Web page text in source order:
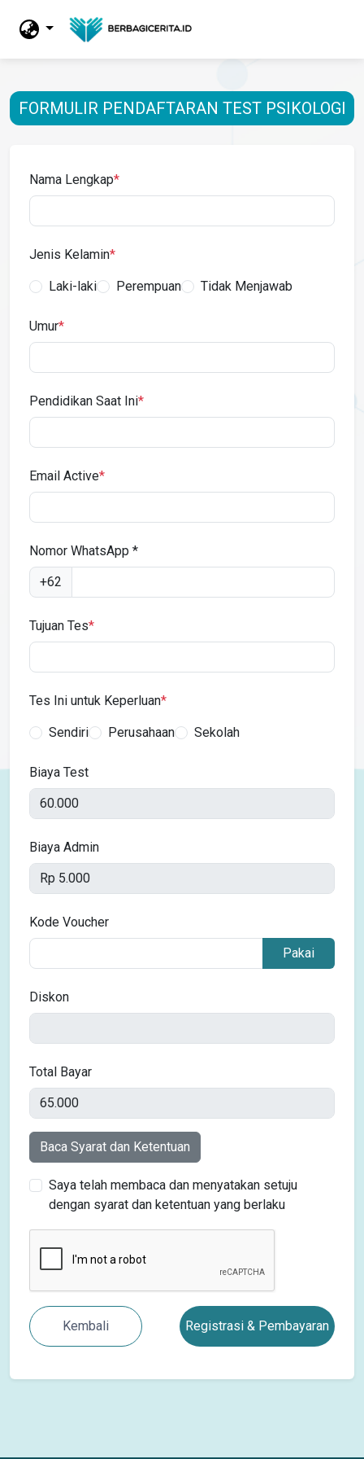
FORMULIR PENDAFTARAN TEST PSIKOLOGI
Nama Lengkap*
Jenis Kelamin*
Laki-laki Perempuan Tidak Menjawab
Umur*
Pendidikan Saat Ini*
Email Active*
Nomor WhatsApp *
+62
Tujuan Tes*
Tes Ini untuk Keperluan*
Sendiri Perusahaan Sekolah
Biaya Test
Biaya Admin
Kode Voucher
Pakai
Diskon
Total Bayar
Baca Syarat dan Ketentuan
Saya telah membaca dan menyatakan setuju
dengan syarat dan ketentuan yang berlaku
Kembali Registrasi & Pembayaran